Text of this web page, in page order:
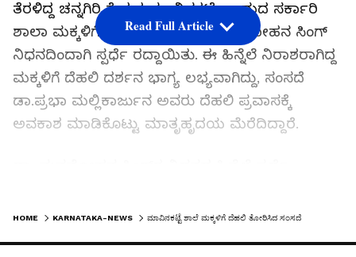
ತೆರಳಿದ್ದ ಚನ್ನಗಿರಿ ಕ್ಷೇತ್ರದ ಮಾವಿನಕಟ್ಟೆ ಗ್ರಾಮದ ಸರ್ಕಾರಿ
ಶಾಲಾ ಮಕ್ಕಳಿಗೆ ಮಾಜಿ ಪ್ರಧಾನಿ ಡಾ.ಮನಮೋಹನ ಸಿಂಗ್‌
ನಿಧನದಿಂದಾಗಿ ಸ್ಪರ್ಧೆ ರದ್ದಾಯಿತು. ಈ ಹಿನ್ನೆಲೆ ನಿರಾಶರಾಗಿದ್ದ
ಮಕ್ಕಳಿಗೆ ದೆಹಲಿ ದರ್ಶನ ಭಾಗ್ಯ ಲಭ್ಯವಾಗಿದ್ದು, ಸಂಸದೆ
ಡಾ.ಪ್ರಭಾ ಮಲ್ಲಿಕಾರ್ಜುನ ಅವರು ದೆಹಲಿ ಪ್ರವಾಸಕ್ಕೆ
ಅವಕಾಶ ಮಾಡಿಕೊಟ್ಟು ಮಾತೃಹೃದಯ ಮೆರೆದಿದ್ದಾರೆ.
ತಮ್ಮ ದಾವಣಗೆರೆ ಲೋಕಸಭಾ ಕ್ಷೇತ್ರದ ಚನ್ನಗಿರಿ ತಾಲೂಕಿನ
Read Full Article
HOME KARNATAKA-NEWS ಮಾವಿನಕಟ್ಟೆ ಶಾಲೆ ಮಕ್ಕಳಿಗೆ ದೆಹಲಿ ತೋರಿಸಿದ ಸಂಸದೆ